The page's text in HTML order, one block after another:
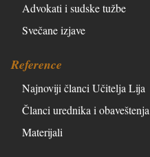
Advokati i sudske tužbe
Svečane izjave
Reference
Najnoviji članci Učitelja Lija
Članci urednika i obaveštenja
Materijali